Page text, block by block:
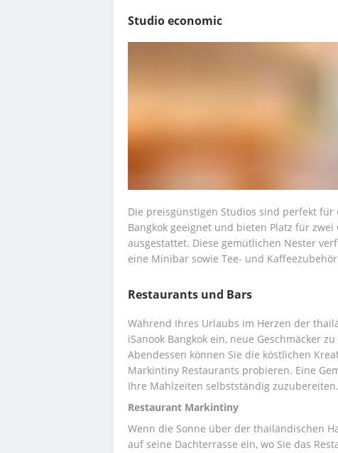
Studio economic
Die preisgünstigen Studios sind perfekt
Bangkok geeignet und bieten Platz für
ausgestattet. Diese gemütlichen Nester
eine Minibar sowie Tee- und
Restaurants und Bars
Während Ihres Urlaubs im Herzen der
iSanook Bangkok ein, neue Geschmäcker
Abendessen können Sie die köstlichen
Markintiny Restaurants probieren. Eine
Ihre Mahlzeiten selbstständig zuzubereiten.
Restaurant Markintiny
Wenn die Sonne über der thailändischen
auf seine Dachterrasse ein, wo Sie das